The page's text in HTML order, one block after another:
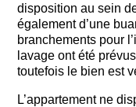
disposition au sein
également d’une
branchements pour
lavage ont été
toutefois le bien est
L’appartement ne